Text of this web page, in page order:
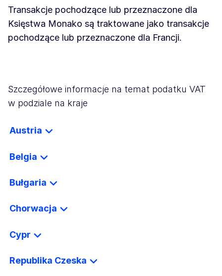
Transakcje pochodzące lub przeznaczone dla
Księstwa Monako są traktowane jako transakcje
pochodzące lub przeznaczone dla Francji.
Szczegółowe informacje na temat podatku VAT
w podziale na kraje
Austria
Belgia
Bułgaria
Chorwacja
Cypr
Republika Czeska